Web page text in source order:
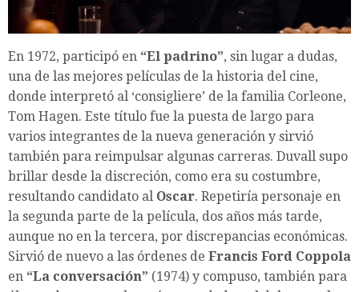
En 1972, participó en “El padrino”, sin lugar a dudas,
una de las mejores películas de la historia del cine,
donde interpretó al ‘consigliere’ de la familia Corleone,
Tom Hagen. Este título fue la puesta de largo para
varios integrantes de la nueva generación y sirvió
también para reimpulsar algunas carreras. Duvall supo
brillar desde la discreción, como era su costumbre,
resultando candidato al Oscar. Repetiría personaje en
la segunda parte de la película, dos años más tarde,
aunque no en la tercera, por discrepancias económicas.
Sirvió de nuevo a las órdenes de Francis Ford Coppola
en “La conversación” (1974) y compuso, también para